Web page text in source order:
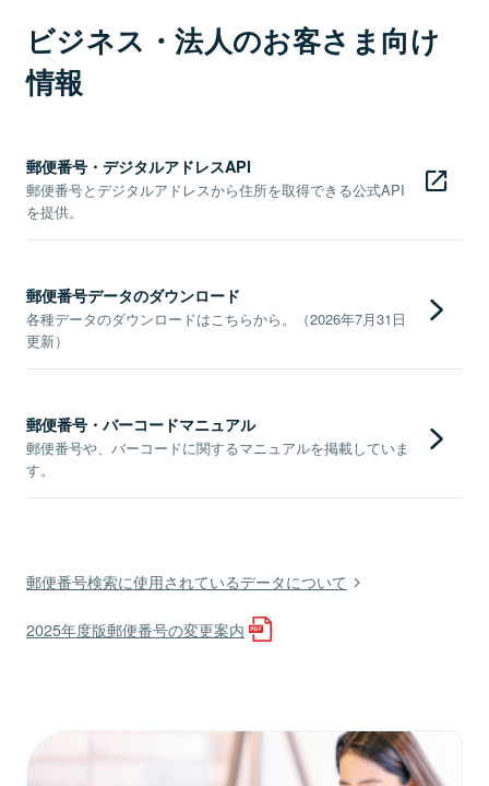
ビジネス・法人のお客さま向け
情報
郵便番号・デジタルアドレスAPI
郵便番号とデジタルアドレスから住所を取得できる公式API
を提供。
郵便番号データのダウンロード
各種データのダウンロードはこちらから。（2026年7月31日
更新）
郵便番号・バーコードマニュアル
郵便番号や、バーコードに関するマニュアルを掲載していま
す。
郵便番号検索に使用されているデータについて
2025年度版郵便番号の変更案内